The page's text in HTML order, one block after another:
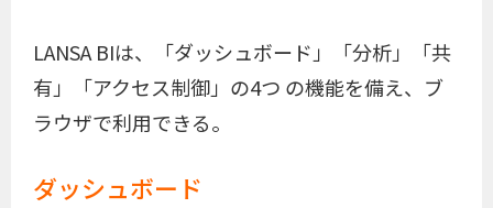
LANSA BIは、「ダッシュボード」「分析」「共
有」「アクセス制御」の4つ の機能を備え、ブ
ラウザで利用できる。
ダッシュボード